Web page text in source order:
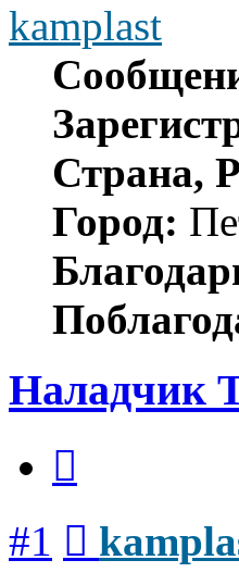
kamplast
Страна,
Город:
Наладчик
#1